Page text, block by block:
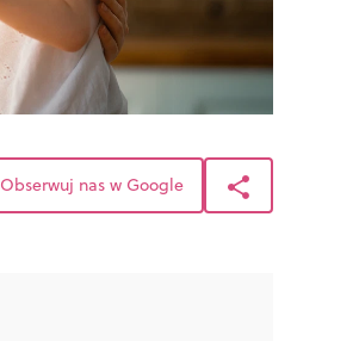
Obserwuj nas w Google